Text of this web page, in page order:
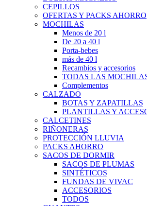
CEPILLOS
OFERTAS Y PACKS AHORRO
MOCHILAS
Menos de 20 l
De 20 a 40 l
Porta-bebes
más de 40 l
Recambios y accesorios
TODAS LAS
Complementos
CALZADO
BOTAS Y ZAPATILLAS
PLANTILLAS Y
CALCETINES
RIÑONERAS
PROTECCIÓN LLUVIA
PACKS AHORRO
SACOS DE DORMIR
SACOS DE PLUMAS
SINTÉTICOS
FUNDAS DE VIVAC
ACCESORIOS
TODOS